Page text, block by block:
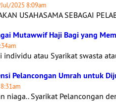
2025 8:09am
USAHASAMA SEBAGAI
Mutawwif Haji Bagi yang
individu atau Syarikat swasta
Pelancongan Umrah untuk
niaga.. Syarikat Pelancongan